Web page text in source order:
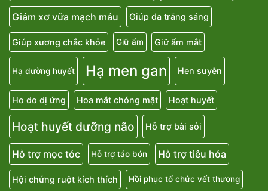
Giảm xơ vữa mạch máu Giúp da trắng sáng
Giúp xương chắc khỏe Giữ ẩm Giữ ẩm mắt
Hạ đường huyết Hạ men gan Hen suyễn
Ho do dị ứng Hoa mắt chóng mặt Hoạt huyết
Hoạt huyết dưỡng não Hỗ trợ bài sỏi
Hỗ trợ mọc tóc Hỗ trợ táo bón Hỗ trợ tiêu hóa
Hội chứng ruột kích thích Hồi phục tổ chức vết thương